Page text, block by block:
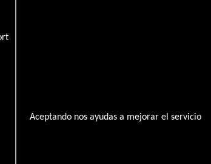
Aceptando nos ayudas a mejorar el servicio